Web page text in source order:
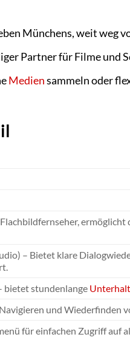
Münchens, weit weg
Partner für Filme und
Mediensammeln oder
– Bietet klare
bietet stundenlange
und Wiederfinden
für einfachen Zugriff auf